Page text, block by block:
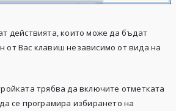
действията, които може да бъдат
от Вас клавиш независимо от вида на
трябва да включите отметката
се програмира избирането на